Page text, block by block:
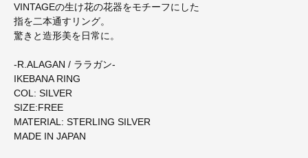
VINTAGEの生け花の花器をモチーフにした
指を二本通すリング。
驚きと造形美を日常に。
-R.ALAGAN / ララガン-
IKEBANA RING
COL: SILVER
SIZE:FREE
MATERIAL: STERLING SILVER
MADE IN JAPAN